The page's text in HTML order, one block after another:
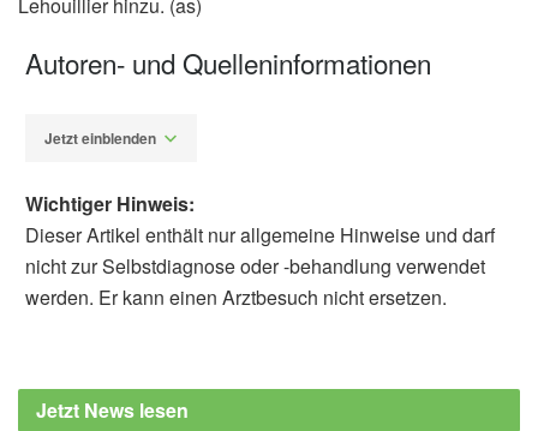
Autoren- und Quelleninformationen
Jetzt einblenden
Saksvik, Johanna Dahlberg, Tiril K Tanum,
Heidi Ringen et al.: Mild to moderate partial
Wichtiger Hinweis:
Dieser Artikel enthält nur allgemeine Hinweise und darf
nicht zur Selbstdiagnose oder -behandlung verwendet
werden. Er kann einen Arztbesuch nicht ersetzen.
Jetzt News lesen